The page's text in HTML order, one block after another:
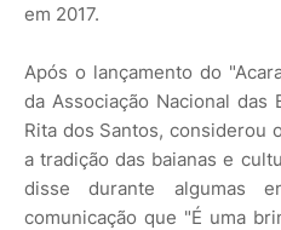
em 2017.
Após o lançamento do
da Associação Nacional das
Rita dos Santos, considerou
a tradição das baianas e
disse durante algumas
comunicação que "É uma